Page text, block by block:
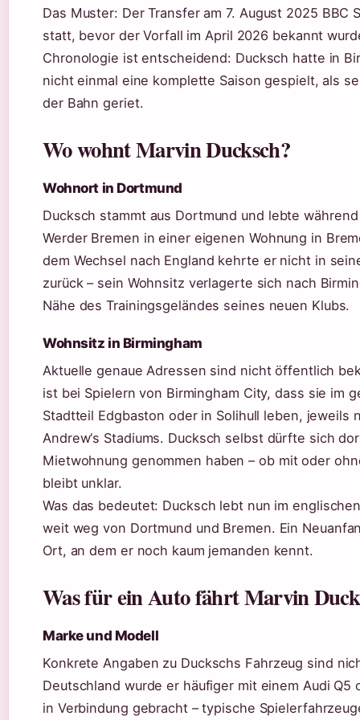
Das Muster: Der Transfer am 7. August 2025 BBC
statt, bevor der Vorfall im April 2026 bekannt
Chronologie ist entscheidend: Ducksch hatte in
nicht einmal eine komplette Saison gespielt, als
der Bahn geriet.
Wo wohnt Marvin Ducksch?
Wohnort in Dortmund
Ducksch stammt aus Dortmund und lebte
Werder Bremen in einer eigenen Wohnung in
dem Wechsel nach England kehrte er nicht in
zurück – sein Wohnsitz verlagerte sich nach
Nähe des Trainingsgeländes seines neuen Klubs.
Wohnsitz in Birmingham
Aktuelle genaue Adressen sind nicht öffentlich
ist bei Spielern von Birmingham City, dass sie im
Stadtteil Edgbaston oder in Solihull leben, jeweils
Andrew‘s Stadiums. Ducksch selbst dürfte sich
Mietwohnung genommen haben – ob mit oder
bleibt unklar.
Was das bedeutet: Ducksch lebt nun im
weit weg von Dortmund und Bremen. Ein
Ort, an dem er noch kaum jemanden kennt.
Was für ein Auto fährt Marvin
Marke und Modell
Konkrete Angaben zu Duckschs Fahrzeug sind
Deutschland wurde er häufiger mit einem Audi Q5
in Verbindung gebracht – typische